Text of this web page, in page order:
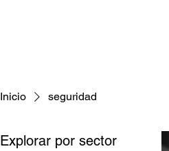
Inicio seguridad
Explorar por sector